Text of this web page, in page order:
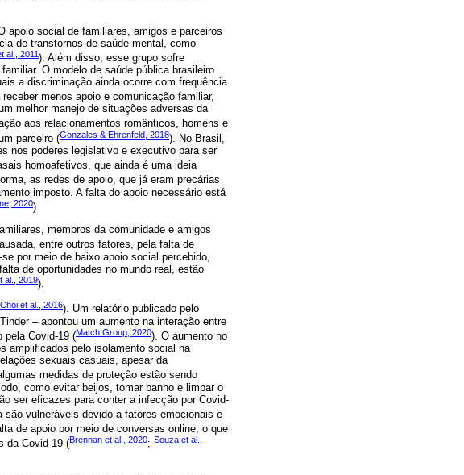
apoio social de familiares, amigos e parceiros
de transtornos de saúde mental, como
al., 2011). Além disso, esse grupo sofre
O modelo de saúde pública brasileiro
a discriminação ainda ocorre com frequência
menos apoio e comunicação familiar,
melhor manejo de situações adversas da
aos relacionamentos românticos, homens e
parceiro (Gonzales & Ehrenfeld, 2018). No Brasil,
nos poderes legislativo e executivo para ser
homoafetivos, que ainda é uma ideia
as redes de apoio, que já eram precárias
imposto. A falta do apoio necessário está
2020).
membros da comunidade e amigos
entre outros fatores, pela falta de
por meio de baixo apoio social percebido,
de oportunidades no mundo real, estão
al., 2019).
Choi et al., 2016). Um relatório publicado pelo
– apontou um aumento na interação entre
pela Covid-19 (Match Group, 2020). O aumento no
amplificados pelo isolamento social na
sexuais casuais, apesar da
medidas de proteção estão sendo
como evitar beijos, tomar banho e limpar o
ser eficazes para conter a infecção por Covid-
vulneráveis ​​devido a fatores emocionais e
de apoio por meio de conversas online, o que
da Covid-19 (Brennan et al., 2020; Souza et al.,